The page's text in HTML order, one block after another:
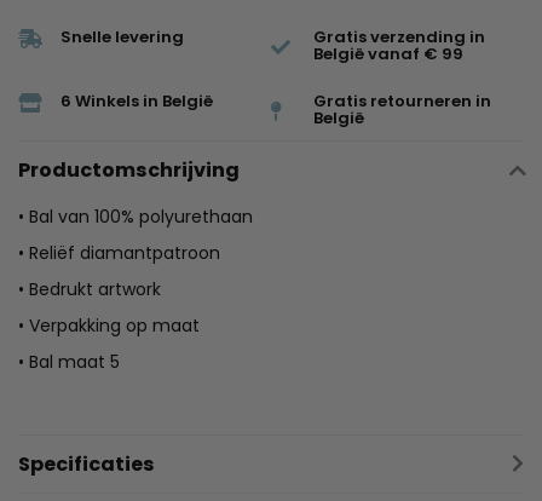
Snelle levering Gratis verzending in
België vanaf € 99
6 Winkels in België Gratis retourneren in
België
Productomschrijving
• Bal van 100% polyurethaan
• Reliëf diamantpatroon
• Bedrukt artwork
• Verpakking op maat
• Bal maat 5
Specificaties